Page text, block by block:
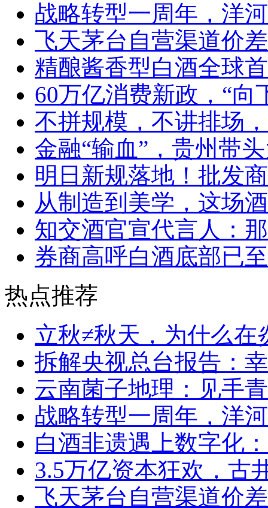
战略转型一周年，洋
飞天茅台自营渠道价
精酿酱香型白酒全球
60万亿消费新政，“向
不拼规模，不讲排场
金融“输血”，贵州带
明日新规落地！批发
从制造到美学，这场
知交酒官宣代言人：
券商高呼白酒底部已
热点推荐
立秋≠秋天，为什么在
拆解央视总台报告：
云南菌子地理：见手
战略转型一周年，洋
白酒非遗遇上数字化
3.5万亿资本狂欢，古
飞天茅台自营渠道价